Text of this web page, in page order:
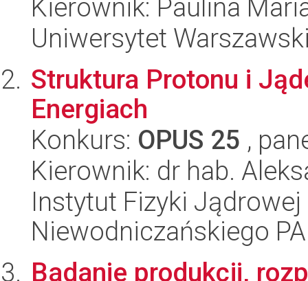
Kierownik: Paulina
Uniwersytet
Struktura Protonu i
Energiach
Konkurs: OPUS 25 ,
Kierownik: dr hab.
Instytut Fizyki
Niewodniczańskiego
Badanie produkcji,